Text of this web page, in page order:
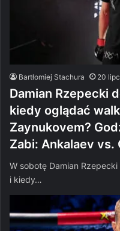
Bartłomiej Stachura 20
Damian Rzepecki
kiedy oglądać
Zaynukovem?
Zabi: Ankalaev vs.
W sobotę Damian
i kiedy…